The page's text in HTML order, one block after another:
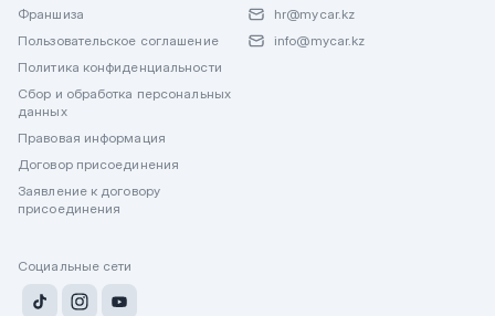
Франшиза
Пользовательское соглашение
Политика конфиденциальности
Сбор и обработка персональных
данных
Правовая информация
Договор присоединения
Заявление к договору
присоединения
hr@mycar.kz
info@mycar.kz
Социальные сети